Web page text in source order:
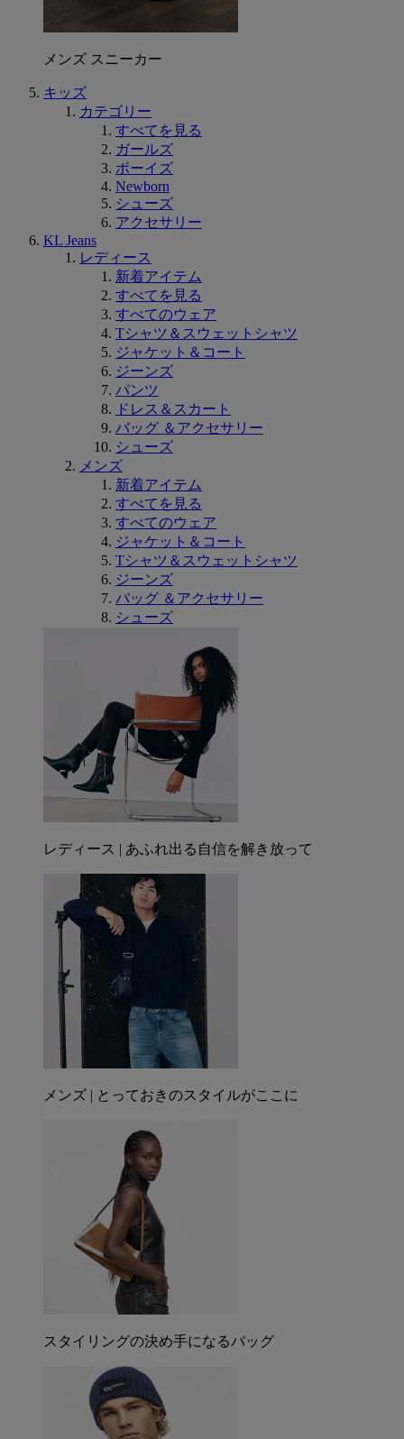
メンズ スニーカー
キッズ
カテゴリー
すべてを見る
ガールズ
ボーイズ
Newborn
シューズ
アクセサリー
KL Jeans
レディース
新着アイテム
すべてを見る
すべてのウェア
Tシャツ＆スウェットシャツ
ジャケット＆コート
ジーンズ
パンツ
ドレス＆スカート
バッグ ＆アクセサリー
シューズ
メンズ
新着アイテム
すべてを見る
すべてのウェア
ジャケット＆コート
Tシャツ＆スウェットシャツ
ジーンズ
バッグ ＆アクセサリー
シューズ
レディース | あふれ出る自信を解き放って
メンズ | とっておきのスタイルがここに
スタイリングの決め手になるバッグ